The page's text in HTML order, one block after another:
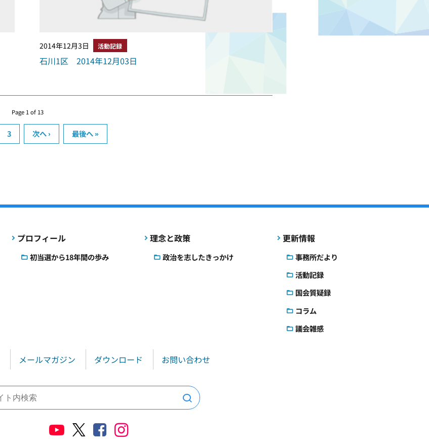
2014年12月3日 活動記録
石川1区 2014年12月03日
Page 1 of 13
3 次へ › 最後へ »
プロフィール
初当選から18年間の歩み
理念と政策
政治を志したきっかけ
更新情報
事務所だより
活動記録
国会質疑録
コラム
議会雑感
メールマガジン ダウンロード お問い合わせ
検索